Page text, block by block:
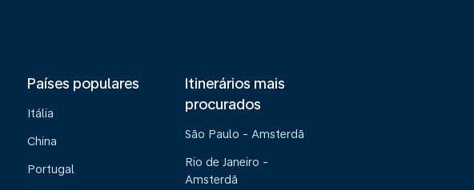
Países populares
Itália
China
Portugal
Itinerários mais
procurados
São Paulo - Amsterdã
Rio de Janeiro -
Amsterdã